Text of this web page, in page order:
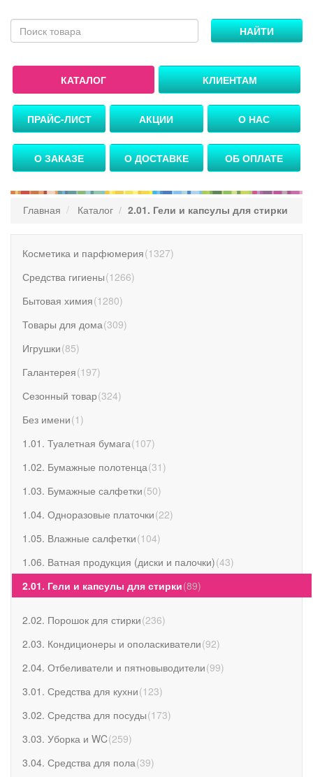
НАЙТИ
КАТАЛОГ КЛИЕНТАМ
ПРАЙС-ЛИСТ АКЦИИ О НАС
О ЗАКАЗЕ О ДОСТАВКЕ ОБ ОПЛАТЕ
Главная Каталог 2.01. Гели и капсулы для стирки
Косметика и парфюмерия(1327)
Средства гигиены(1266)
Бытовая химия(1280)
Товары для дома(309)
Игрушки(85)
Галантерея(197)
Сезонный товар(324)
Без имени(1 )
1.01. Туалетная бумага(107)
1.02. Бумажные полотенца(31 )
1.03. Бумажные салфетки(50)
1.04. Одноразовые платочки(22)
1.05. Влажные салфетки(104)
1.06. Ватная продукция (диски и палочки)(43)
2.01. Гели и капсулы для стирки(89)
2.02. Порошок для стирки(236)
2.03. Кондиционеры и ополаскиватели(92)
2.04. Отбеливатели и пятновыводители(99)
3.01. Средства для кухни(123)
3.02. Средства для посуды(173)
3.03. Уборка и WC(259)
3.04. Средства для пола(39)